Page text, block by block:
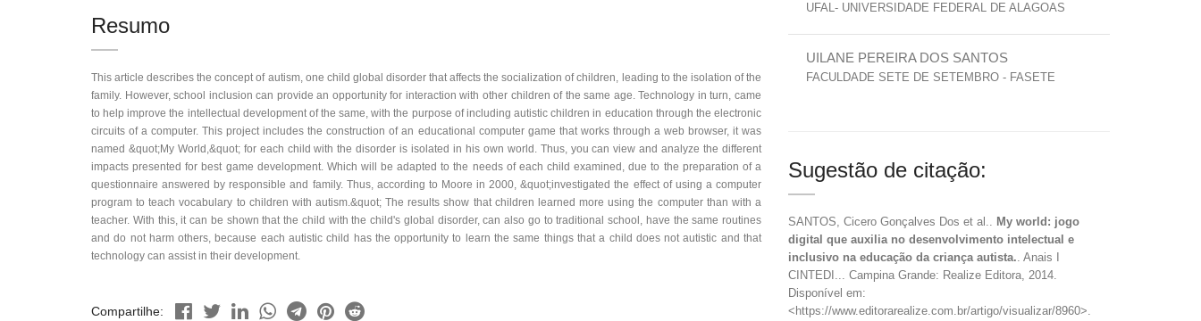
Resumo
This article describes the concept of autism, one child global disorder that affects the socialization of children, leading to the isolation of the
family. However, school inclusion can provide an opportunity for interaction with other children of the same age. Technology in turn, came
to help improve the intellectual development of the same, with the purpose of including autistic children in education through the electronic
circuits of a computer. This project includes the construction of an educational computer game that works through a web browser, it was
named &quot;My World,&quot; for each child with the disorder is isolated in his own world. Thus, you can view and analyze the different
impacts presented for best game development. Which will be adapted to the needs of each child examined, due to the preparation of a
questionnaire answered by responsible and family. Thus, according to Moore in 2000, &quot;investigated the effect of using a computer
program to teach vocabulary to children with autism.&quot; The results show that children learned more using the computer than with a
teacher. With this, it can be shown that the child with the child's global disorder, can also go to traditional school, have the same routines
and do not harm others, because each autistic child has the opportunity to learn the same things that a child does not autistic and that
technology can assist in their development.
Compartilhe:
UFAL- UNIVERSIDADE FEDERAL DE ALAGOAS
UILANE PEREIRA DOS SANTOS
FACULDADE SETE DE SETEMBRO - FASETE
Sugestão de citação:
SANTOS, Cicero Gonçalves Dos et al.. My world: jogo
digital que auxilia no desenvolvimento intelectual e
inclusivo na educação da criança autista.. Anais I
CINTEDI... Campina Grande: Realize Editora, 2014.
Disponível em:
<https://www.editorarealize.com.br/artigo/visualizar/8960>.